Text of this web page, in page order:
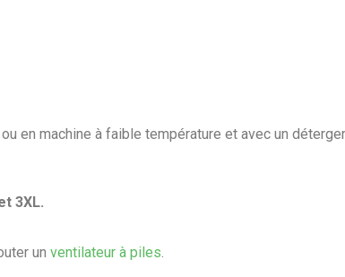
en machine à faible température et avec un
3XL.
un ventilateur à piles.